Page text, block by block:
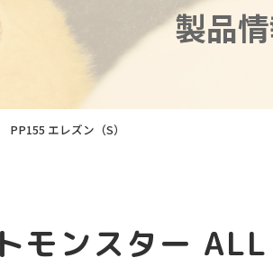
製品
PP155 エレズン（S）
モンスター